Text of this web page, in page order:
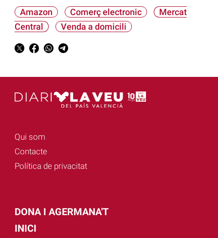
Amazon Comerç electronic
Mercat
Central
Venda a domicili
Qui som
Contacte
Política de privacitat
DONA I AGERMANA'T
INICI